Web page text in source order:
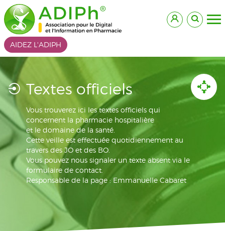
AIDEZ L'ADIPH
Textes officiels
Vous trouverez ici les textes officiels qui
concernent la pharmacie hospitalière
et le domaine de la santé.
Cette veille est effectuée quotidiennement au
travers des JO et des BO.
Vous pouvez nous signaler un texte absent via le
formulaire de contact.
Responsable de la page : Emmanuelle Cabaret